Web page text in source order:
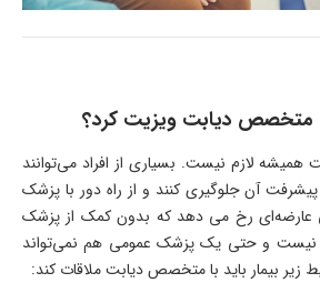
متخصص دیابت ویزیت کرد؟
لازم نیست. بسیاری از افراد می‌توانند
آن جلوگیری کنند و از راه دور با پزشک
عارضه‌ای رخ می دهد که بدون کمک از پزشک
و حتی یک پزشک عمومی هم نمی‌تواند
زیر بیمار باید با متخصص دیابت ملاقات کند: